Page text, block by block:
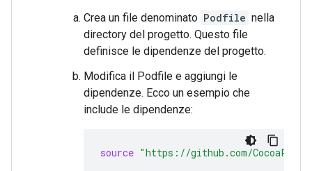
Crea un file denominato Podfile nella
directory del progetto. Questo file
definisce le dipendenze del progetto.
Modifica il Podfile e aggiungi le
dipendenze. Ecco un esempio che
include le dipendenze:
source "https://github.com/